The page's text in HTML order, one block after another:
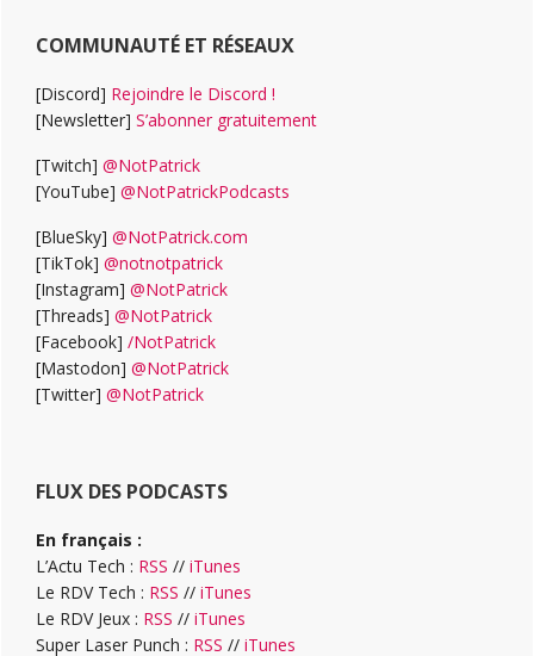
COMMUNAUTÉ ET RÉSEAUX
[Discord] Rejoindre le Discord !
[Newsletter] S’abonner gratuitement
[Twitch] @NotPatrick
[YouTube] @NotPatrickPodcasts
[BlueSky] @NotPatrick.com
[TikTok] @notnotpatrick
[Instagram] @NotPatrick
[Threads] @NotPatrick
[Facebook] /NotPatrick
[Mastodon] @NotPatrick
[Twitter] @NotPatrick
FLUX DES PODCASTS
En français :
L’Actu Tech : RSS // iTunes
Le RDV Tech : RSS // iTunes
Le RDV Jeux : RSS // iTunes
Super Laser Punch : RSS // iTunes